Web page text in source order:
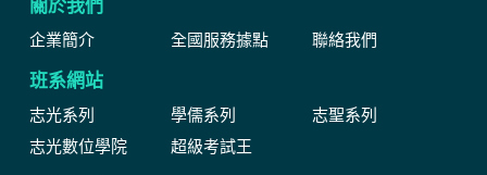
關於我們
企業簡介 全國服務據點 聯絡我們
班系網站
志光系列 學儒系列
志聖系列
志光數位學院
超級考試王